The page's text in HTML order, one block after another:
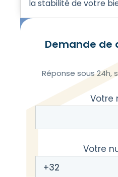
la stabilité de votre
Demande de
Réponse sous 24h,
Votre
Votre